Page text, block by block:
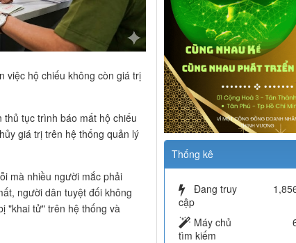
việc hộ chiếu không còn giá trị
thủ tục trình báo mất hộ chiếu
giá trị trên hệ thống quản lý
mà nhiều người mắc phải
người dân tuyệt đối không
"khai tử" trên hệ thống và
Thống kê
Đang truy
cập
Máy chủ
tìm kiếm